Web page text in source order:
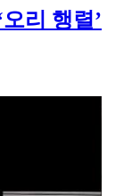
리 행렬’